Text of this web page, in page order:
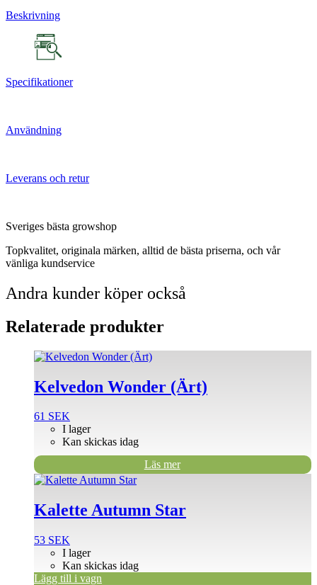
Beskrivning
Specifikationer
Användning
Leverans och retur
Sveriges bästa growshop
Topkvalitet, originala märken, alltid de bästa priserna, och vår
vänliga kundservice
Andra kunder köper också
Relaterade produkter
Kelvedon Wonder (Ärt)
61 SEK
I lager
Kan skickas idag
Läs mer
Kalette Autumn Star
53 SEK
I lager
Kan skickas idag
Lägg till i vagn